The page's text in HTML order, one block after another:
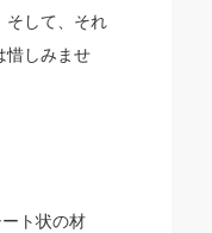
そして、それ
惜しみませ
ト状の材